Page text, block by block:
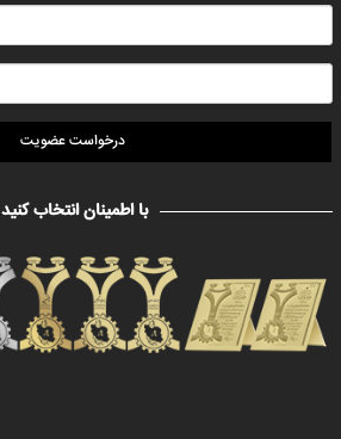
درخواست عضویت
با اطمینان انتخاب کنید